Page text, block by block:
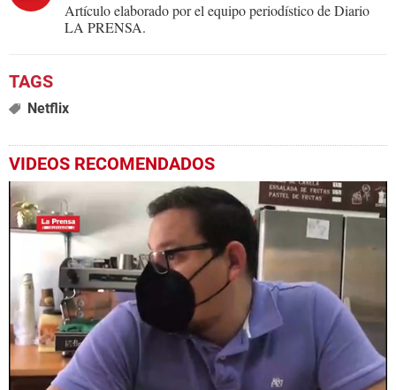
Artículo elaborado por el equipo periodístico de Diario
LA PRENSA.
Netflix
VIDEOS RECOMENDADOS